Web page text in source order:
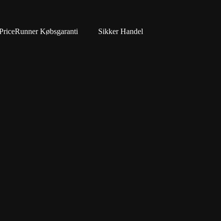
Købsgaranti Sikker Handel